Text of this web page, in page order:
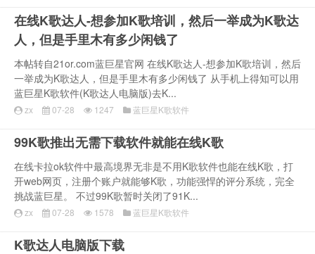
在线K歌达人-想参加K歌培训，然后一举成为K歌达
人，但是手里木有多少闲钱了
本帖转自21or.com蓝巨星官网 在线K歌达人-想参加K歌培训，然后
一举成为K歌达人，但是手里木有多少闲钱了 从手机上得知可以用
蓝巨星K歌软件(K歌达人电脑版)去K...
zx 07-28 1247 蓝巨星K歌软件
99K歌推出无需下载软件就能在线K歌
在线卡拉ok软件中最高境界无非是不用K歌软件也能在线K歌，打
开web网页，注册个账户就能够K歌，功能强悍的评分系统，完全
挑战蓝巨星。 不过99K歌暂时关闭了91K...
zx 07-28 1578 蓝巨星K歌软件
K歌达人电脑版下载